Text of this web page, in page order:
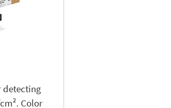
detecting
Color